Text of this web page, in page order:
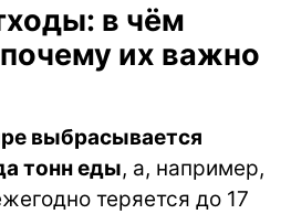
в чём
их важно
выбрасывается
тонн еды, а, например,
теряется до 17